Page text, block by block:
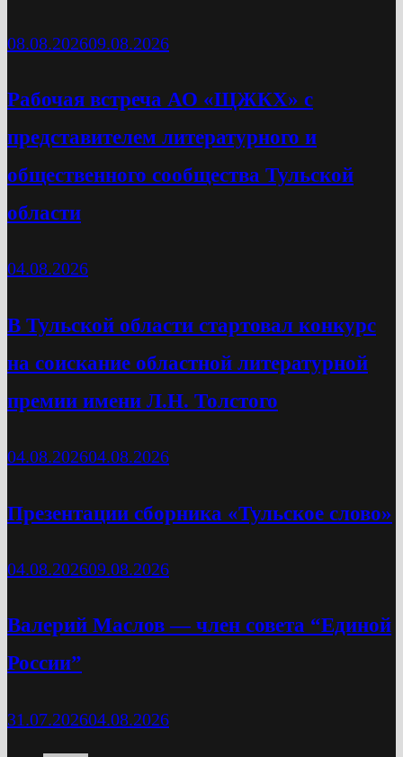
08.08.202609.08.2026
Рабочая встреча АО «ЩЖКХ» с
представителем литературного и
общественного сообщества Тульской
области
04.08.2026
В Тульской области стартовал конкурс
на соискание областной литературной
премии имени Л.Н. Толстого
04.08.202604.08.2026
Презентации сборника «Тульское слово»
04.08.202609.08.2026
Валерий Маслов — член совета “Единой
России”
31.07.202604.08.2026